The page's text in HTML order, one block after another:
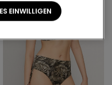
EINWILLIGEN